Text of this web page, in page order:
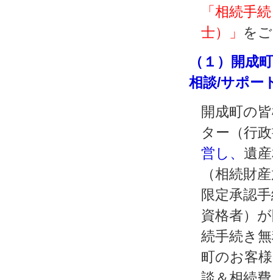
「相続手
士）」 を
（１）開成
相談/サポー
開成町の
ター（行
営し、 遺
（相続財
限定承認
資格者）
続手続き
町のお客